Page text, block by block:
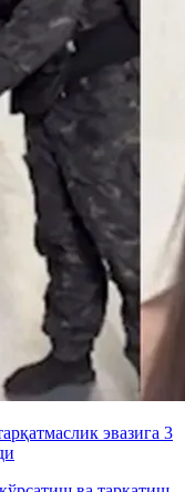
эвазига 3